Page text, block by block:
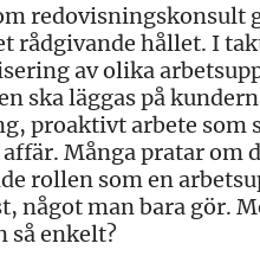
redovisningskonsult
rådgivande hållet. I
av olika
ska läggas på
proaktivt arbete som
Många pratar om
rollen som en
något man bara gör.
så enkelt?